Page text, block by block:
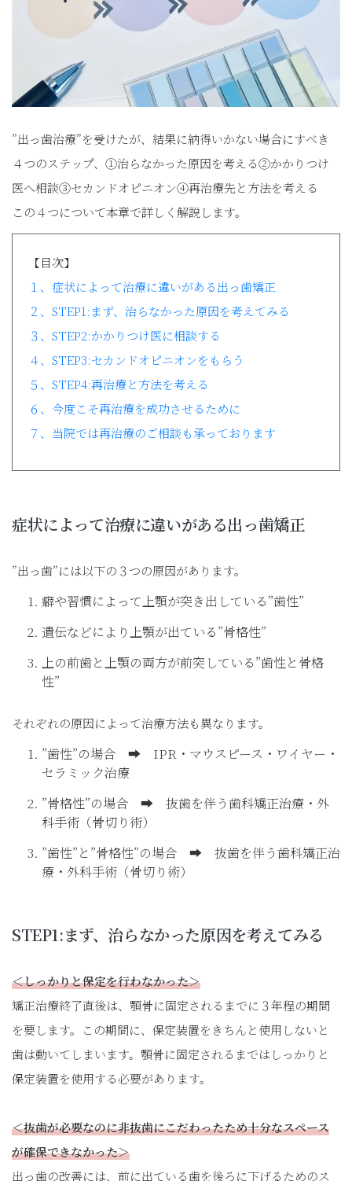
”出っ歯治療”を受けたが、結果に納得いかない場合にすべき
４つのステップ、①治らなかった原因を考える②かかりつけ
医へ相談③セカンドオピニオン④再治療先と方法を考える
この４つについて本章で詳しく解説します。
【目次】
１、症状によって治療に違いがある出っ歯矯正
２、STEP1:まず、治らなかった原因を考えてみる
３、STEP2:かかりつけ医に相談する
４、STEP3:セカンドオピニオンをもらう
５、STEP4:再治療と方法を考える
６、今度こそ再治療を成功させるために
７、当院では再治療のご相談も承っております
症状によって治療に違いがある出っ歯矯正
”出っ歯”には以下の３つの原因があります。
癖や習慣によって上顎が突き出している”歯性”
遺伝などにより上顎が出ている”骨格性”
上の前歯と上顎の両方が前突している”歯性と骨格
性”
それぞれの原因によって治療方法も異なります。
”歯性”の場合 ➡︎ IPR・マウスピース・ワイヤー・
セラミック治療
”骨格性”の場合 ➡︎ 抜歯を伴う歯科矯正治療・外
科手術（骨切り術）
”歯性”と”骨格性”の場合 ➡︎ 抜歯を伴う歯科矯正治
療・外科手術（骨切り術）
STEP1:まず、治らなかった原因を考えてみる
＜しっかりと保定を行わなかった＞
矯正治療終了直後は、顎骨に固定されるまでに３年程の期間
を要します。この期間に、保定装置をきちんと使用しないと
歯は動いてしまいます。顎骨に固定されるまではしっかりと
保定装置を使用する必要があります。
＜抜歯が必要なのに非抜歯にこだわったため十分なスペース
が確保できなかった＞
出っ歯の改善には、前に出ている歯を後ろに下げるためのス